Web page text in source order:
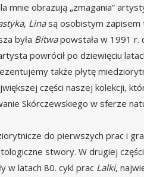
mnie obrazują „zmagania”
, Linasą osobistym zapisem
była Bitwapowstała w 1991 r.
powrócił po dziewięciu
także płytę
części naszej kolekcji,
Skórczewskiego w sferze
do pierwszych prac i
stwory. W drugiej
w latach 80. cykl prac Lalki,